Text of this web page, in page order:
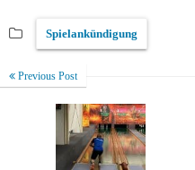
Spielankündigung
Previous Post